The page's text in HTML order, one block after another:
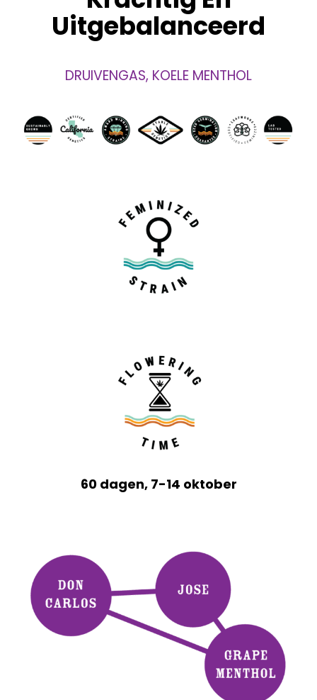
Uitgebalanceerd
DRUIVENGAS, KOELE MENTHOL
60 dagen, 7-14 oktober